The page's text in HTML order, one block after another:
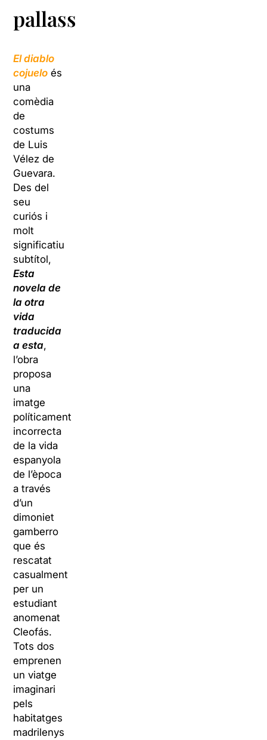
pallasso?
El diablo
cojuelo és
una
comèdia
de
costums
de Luis
Vélez de
Guevara.
Des del
seu
curiós i
molt
significatiu
subtítol,
Esta
novela de
la otra
vida
traducida
a esta,
l’obra
proposa
una
imatge
políticament
incorrecta
de la vida
espanyola
de l’època
a través
d’un
dimoniet
gamberro
que és
rescatat
casualment
per un
estudiant
anomenat
Cleofás.
Tots dos
emprenen
un viatge
imaginari
pels
habitatges
madrilenys